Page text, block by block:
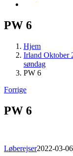
PW 6
Hjem
Irland Oktober
søndag
PW 6
Forrige
PW 6
Løberejser2022-03-